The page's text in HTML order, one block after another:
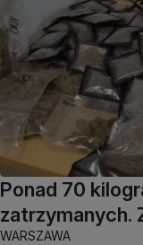
Ponad 70
zatrzymanych.
WARSZAWA